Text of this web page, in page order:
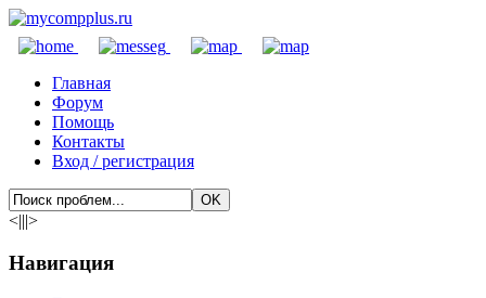
Главная
Форум
Помощь
Контакты
Вход / регистрация
<|||>
Навигация